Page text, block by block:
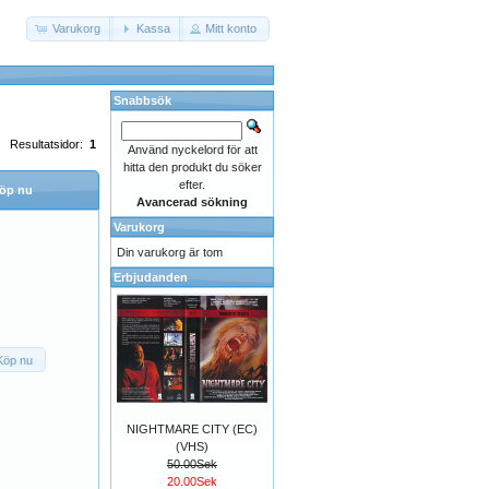
Varukorg Kassa Mitt konto
Resultatsidor: 1
nu
nu
Snabbsök
Använd nyckelord för att
hitta den produkt du söker
efter.
Avancerad sökning
Varukorg
Din varukorg är tom
Erbjudanden
NIGHTMARE CITY (EC)
(VHS)
50.00Sek
20.00Sek